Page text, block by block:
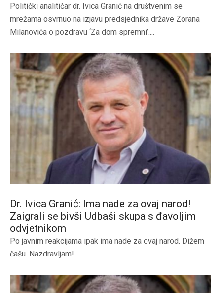
Politički analitičar dr. Ivica Granić na društvenim se
mrežama osvrnuo na izjavu predsjednika države Zorana
Milanovića o pozdravu ‘Za dom spremni’....
Dr. Ivica Granić: Ima nade za ovaj narod!
Zaigrali se bivši Udbaši skupa s đavoljim
odvjetnikom
Po javnim reakcijama ipak ima nade za ovaj narod. Dižem
čašu. Nazdravljam!